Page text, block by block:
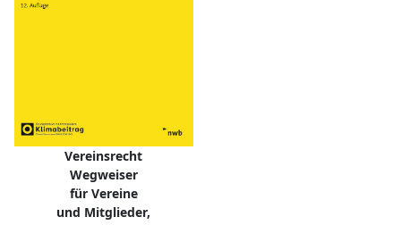
Vereinsrecht
Wegweiser
für Vereine
und Mitglieder,